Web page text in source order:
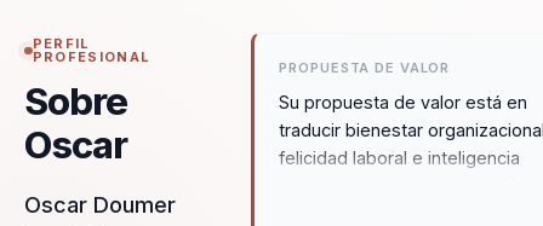
PERFIL
PROFESIONAL
Sobre
Oscar
Oscar Doumer
PROPUESTA DE VALOR
Su propuesta de valor está en
traducir bienestar
felicidad laboral e inteligencia